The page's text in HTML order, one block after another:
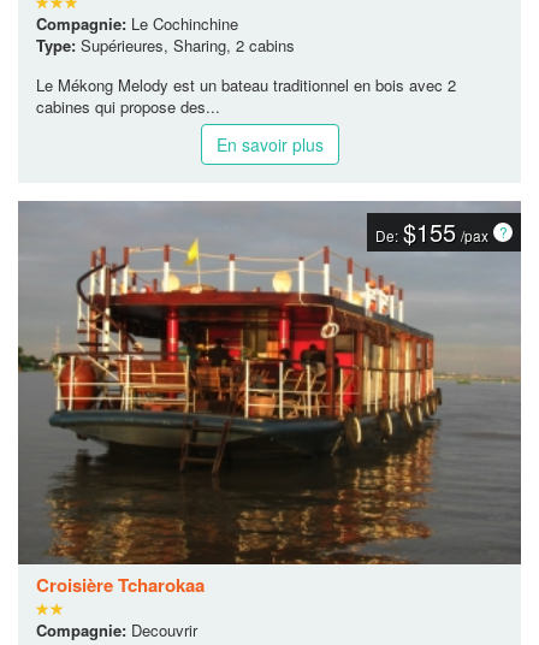
Compagnie: Le Cochinchine
Type: Supérieures, Sharing, 2 cabins
Le Mékong Melody est un bateau traditionnel en bois avec 2
cabines qui propose des...
En savoir plus
De: $155 /pax
Croisière Tcharokaa
Compagnie: Decouvrir